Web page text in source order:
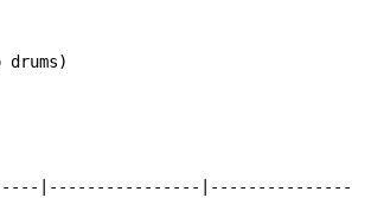
drums)
|----------------